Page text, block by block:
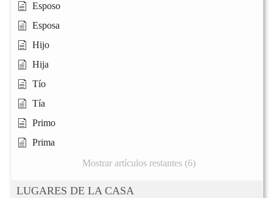
Esposo
Esposa
Hijo
Hija
Tío
Tía
Primo
Prima
Mostrar artículos restantes (6)
LUGARES DE LA CASA